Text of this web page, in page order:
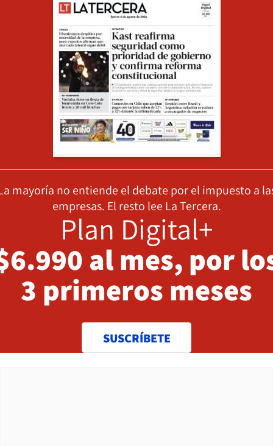
mayoría no entiende el debate por el impuesto a
empresas. El resto lee La Tercera.
Plan Digital+
al mes, por
3 primeros meses
SUSCRÍBETE